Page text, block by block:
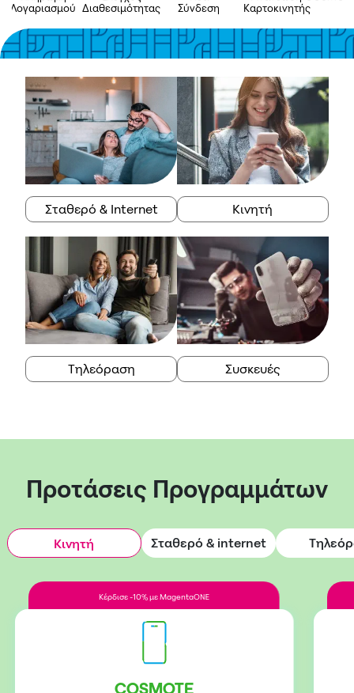
Λογαριασμού Διαθεσιμότητας
Σύνδεση
Καρτοκινητής
Σταθερό & Internet Κινητή
Τηλεόραση Συσκευές
Προτάσεις Προγραμμάτων
Κινητή Σταθερό & internet
Κέρδισε -10% με MagentaONE
COSMOTE